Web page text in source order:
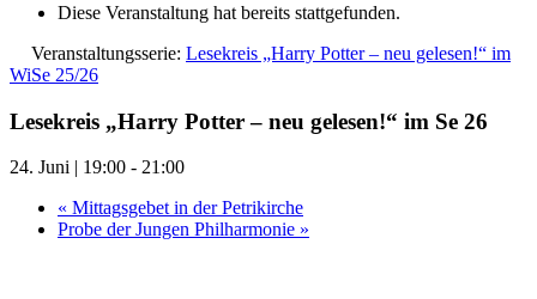
Diese Veranstaltung hat bereits stattgefunden.
Veranstaltungsserie: Lesekreis „Harry Potter – neu gelesen!“ im
WiSe 25/26
Lesekreis „Harry Potter – neu gelesen!“ im Se 26
24. Juni | 19:00 - 21:00
« Mittagsgebet in der Petrikirche
Probe der Jungen Philharmonie »